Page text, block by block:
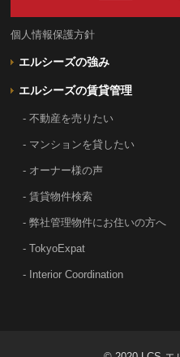
エルシーズの強み
エルシーズの賃貸管理
- 不動産を売りたい
- マンションを貸したい
- オーナー様の声
- 賃貸物件検索
- 弊社管理物件にお住いの方へ
- TokyoExpat
- Interior Coordination
個人情報保護方針